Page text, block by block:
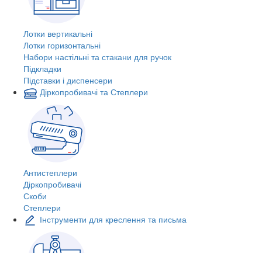
Лотки вертикальні
Лотки горизонтальні
Набори настільні та стакани для ручок
Підкладки
Підставки і диспенсери
Діркопробивачі та Степлери
Антистеплери
Діркопробивачі
Скоби
Степлери
Інструменти для креслення та письма